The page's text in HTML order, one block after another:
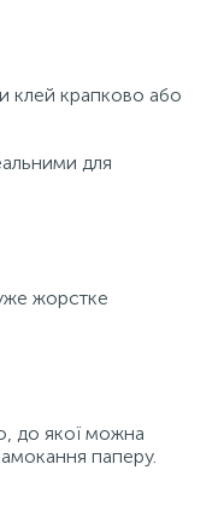
клей крапково або
для
жорстке
до якої можна
паперу.